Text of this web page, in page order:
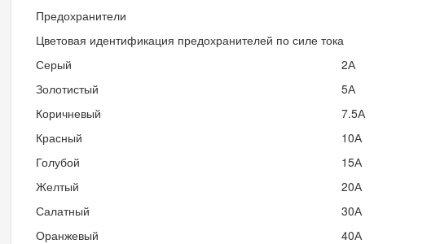
Предохранители
Цветовая идентификация предохранителей по силе тока
Серый
2А
Золотистый
5А
Коричневый
7.5А
Красный
10А
Голубой
15А
Желтый
20А
Салатный
30А
Оранжевый
40А